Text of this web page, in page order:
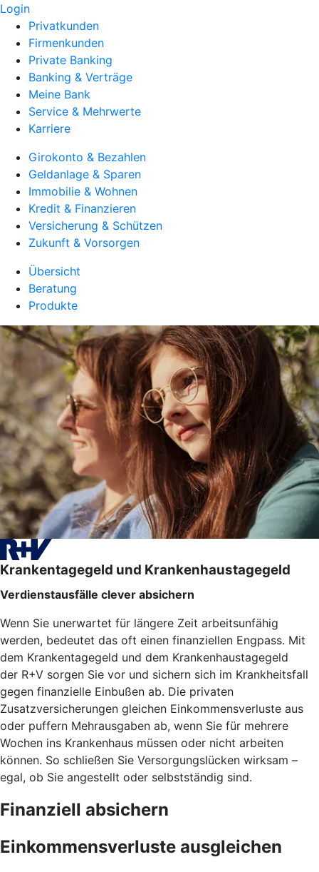
Login
Privatkunden
Firmenkunden
Private Banking
Banking & Verträge
Meine Bank
Service & Mehrwerte
Karriere
Girokonto & Bezahlen
Geldanlage & Sparen
Immobilie & Wohnen
Kredit & Finanzieren
Versicherung & Schützen
Zukunft & Vorsorgen
Übersicht
Beratung
Produkte
Krankentagegeld und Krankenhaustagegeld
Verdienstausfälle clever absichern
Wenn Sie unerwartet für längere Zeit arbeitsunfähig
werden, bedeutet das oft einen finanziellen Engpass. Mit
dem Krankentagegeld und dem Krankenhaustagegeld
der R+V sorgen Sie vor und sichern sich im Krankheitsfall
gegen finanzielle Einbußen ab. Die privaten
Zusatzversicherungen gleichen Einkommensverluste aus
oder puffern Mehrausgaben ab, wenn Sie für mehrere
Wochen ins Krankenhaus müssen oder nicht arbeiten
können. So schließen Sie Versorgungslücken wirksam –
egal, ob Sie angestellt oder selbstständig sind.
Finanziell absichern
Einkommensverluste ausgleichen